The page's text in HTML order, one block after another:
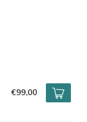
€99,00